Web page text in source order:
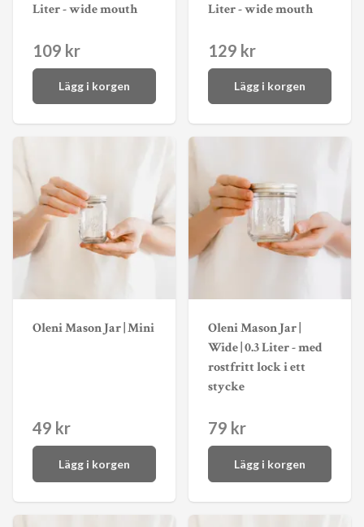
Liter - wide mouth
109 kr
Lägg i korgen
Liter - wide mouth
129 kr
Lägg i korgen
Oleni Mason Jar | Mini
49 kr
Lägg i korgen
Oleni Mason Jar |
Wide | 0.3 Liter - med
rostfritt lock i ett
stycke
79 kr
Lägg i korgen